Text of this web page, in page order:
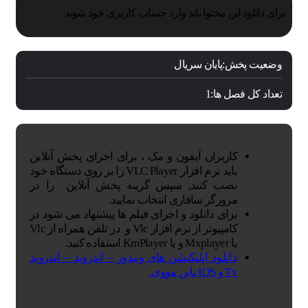
برای دانلود این محتوا باید وارد حساب کاربری خود شوید
وضعیت پخش:پایان سریال
تعداد کل فصل ها:1
کاربران آیفون و مک ، برای اجرای پخش آنلاین
باید نرم افزار VLC Player را بر روی دستگاه خود
نصب کنند, سپس گزینه پخش آنلاین را در
مرورگر سافاری انتخاب نمایید.
برای دانلود و اجرای فیلم ها پیشنهاد می شود در
کامپیوتر از نرم افزار Vlc و در تلفن همراه از Vlc
یا Mxplayer و یا KmPlayer استفاده کنید.
دانلود اپلیکیشن های ویندوز – اندروید – اندروید
Tv و IOS ناین مووی.